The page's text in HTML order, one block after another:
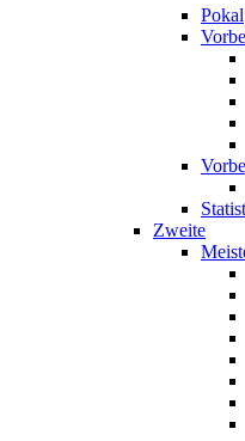
Pokal
Zweite